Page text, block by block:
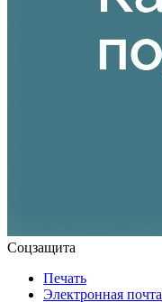
Соцзащита
Печать
Электронная почта